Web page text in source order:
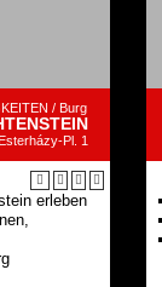
/ Burg
Pl. 1
erleben